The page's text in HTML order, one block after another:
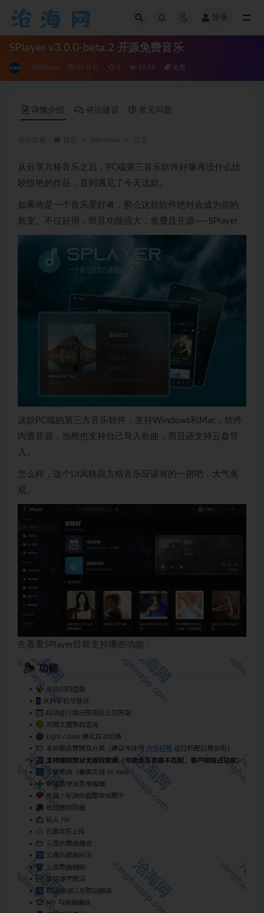
登录
SPlayer v3.0.0-beta.2 开源免费音乐
Windows 11 月前 0 13.8K 免费
详情介绍 评论建议 常见问题
从分享方格音乐之后，PC端第三音乐软件好像再没什么比
较惊艳的作品，直到遇见了今天这款。
如果你是一个音乐爱好者，那么这款软件绝对会成为你的
新宠。不仅好用，而且功能强大，免费且开源——SPlayer
这款PC端的第三方音乐软件，支持Windows和Mac，软件
内置音源，当然也支持自己导入歌曲，而且还支持云盘导
入。
怎么样，这个UI风格跟方格音乐应该有的一拼吧，大气美
观。
先看看SPlayer目前支持哪些功能：